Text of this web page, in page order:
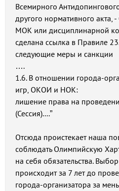
Всемирного
другого нормативного акта,
МОК или дисциплинарной
сделана ссылка в Правиле
следующие меры и санкции
….
1.6. В отношении города-
игр, ОКОИ и НОК:
лишение права на
(Сессия)....”
Отсюда проистекает наша
соблюдать Олимпийскую
на себя обязательства.
происходит за 7 лет до
города-организатора за